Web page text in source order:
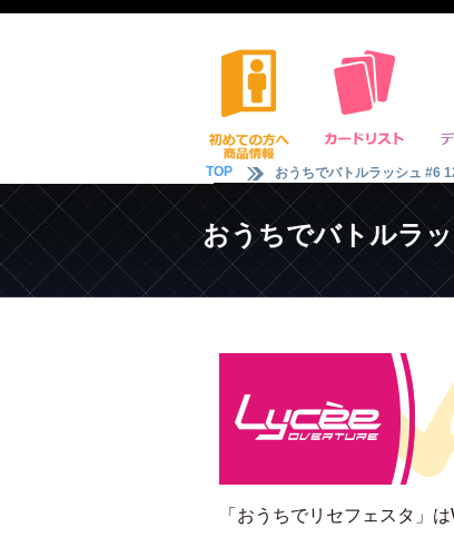
TOP おうちでバトルラッシュ #6
おうちでバトルラ
「おうちでリセフェスタ」